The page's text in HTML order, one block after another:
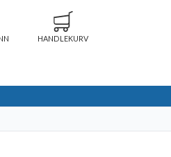
HANDLEKURV